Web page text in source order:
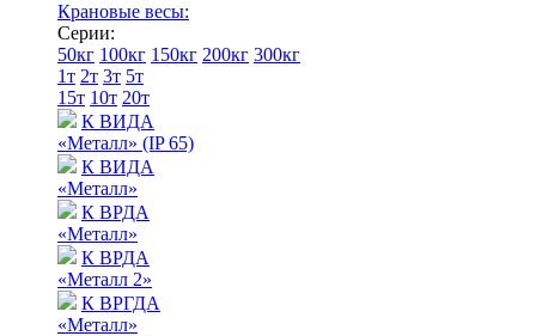
Крановые весы:
Серии:
50кг 100кг 150кг 200кг 300кг
1т 2т 3т 5т
15т 10т 20т
К ВИДА
«Металл» (IP 65)
К ВИДА
«Металл»
К ВРДА
«Металл»
К ВРДА
«Металл 2»
К ВРГДА
«Металл»